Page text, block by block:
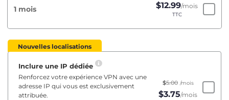
1 mois $12.99/mois
TTC
Nouvelles localisations
Inclure une IP dédiée
Renforcez votre expérience VPN avec une
adresse IP qui vous est exclusivement
attribuée.
$5.00 /mois
$3.75/mois